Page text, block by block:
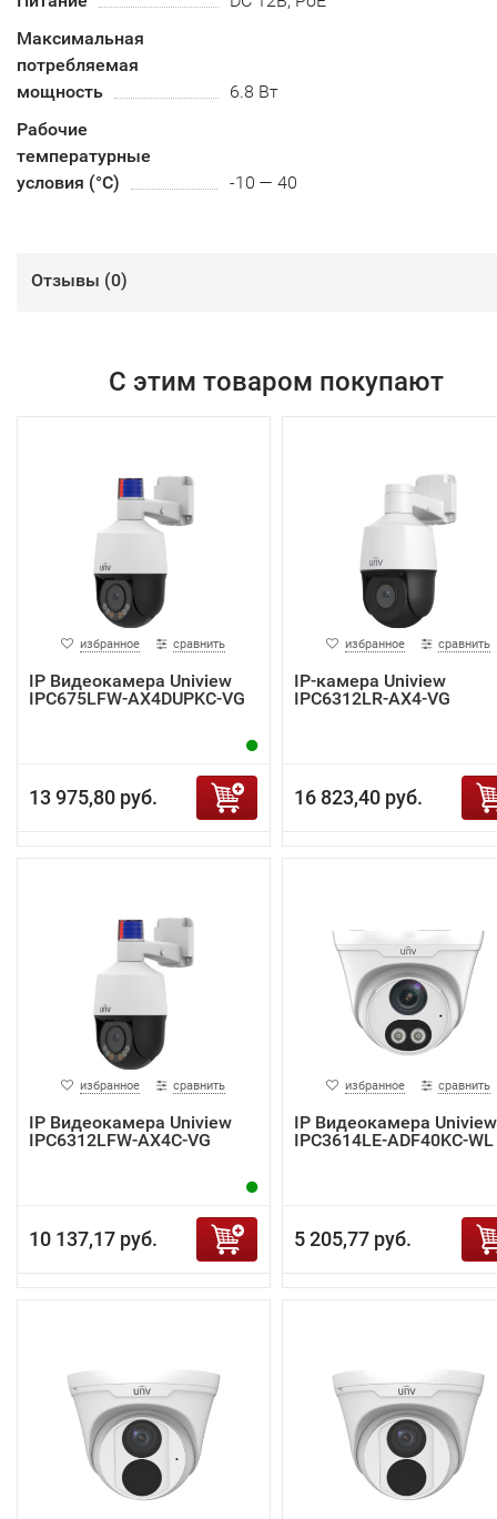
Максимальная
потребляемая
мощность
6.8 Вт
Рабочие
температурные
условия (°С)
-10 — 40
Отзывы (0)
С этим товаром покупают
избранное сравнить
IP Видеокамера Uniview
IPC675LFW-AX4DUPKC-VG
13 975,80 руб.
избранное сравнить
IP-камера Uniview
IPC6312LR-AX4-VG
16 823,40 руб.
избранное сравнить
IP Видеокамера Uniview
IPC6312LFW-AX4C-VG
10 137,17 руб.
избранное сравнить
IP Видеокамера Uniview
IPC3614LE-ADF40KC-WL
5 205,77 руб.